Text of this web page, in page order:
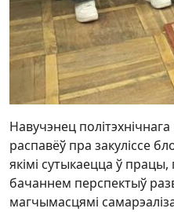
Навучэнец
распавёў пра закуліссе
якімі сутыкаецца ў працы,
бачаннем перспектыў
магчымасцямі